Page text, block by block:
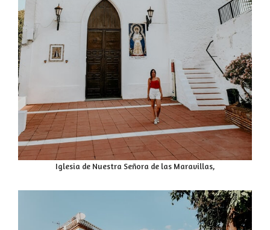
Iglesia de Nuestra Señora de las Maravillas,